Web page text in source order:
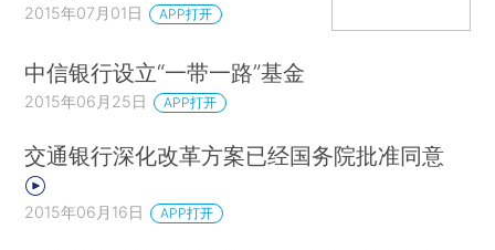
2015年07月01日 APP打开
中信银行设立“一带一路”基金
2015年06月25日 APP打开
交通银行深化改革方案已经国务院批准同意
2015年06月16日 APP打开